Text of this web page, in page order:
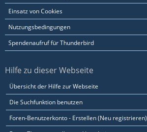
Einsatz von Cookies
Nutzungsbedingungen
Spendenaufruf für Thunderbird
Hilfe zu dieser Webseite
Übersicht der Hilfe zur Webseite
Die Suchfunktion benutzen
Foren-Benutzerkonto - Erstellen (Neu registrieren)